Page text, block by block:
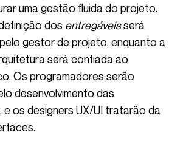
uma gestão fluida do projeto.
dos entregáveisserá
gestor de projeto, enquanto a
será confiada ao
Os programadores serão
desenvolvimento das
e os designers UX/UI tratarão da